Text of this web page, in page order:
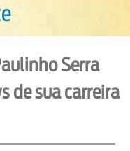
Serra
de sua carreira